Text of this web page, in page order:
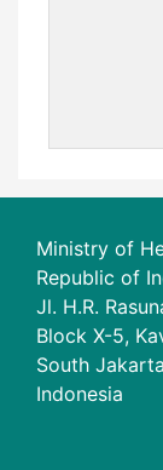
Ministry of
Republic of
Jl. H.R.
Block X-5,
South
Indonesia